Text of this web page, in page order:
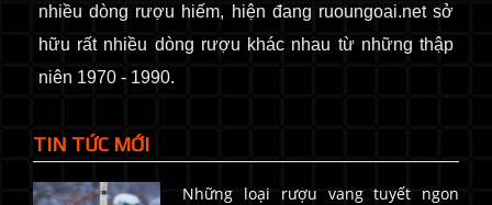
nhiều dòng rượu hiếm, hiện đang ruoungoai.net sở
hữu rất nhiều dòng rượu khác nhau từ những thập
niên 1970 - 1990.
TIN TỨC MỚI
Những loại rượu vang tuyết ngon